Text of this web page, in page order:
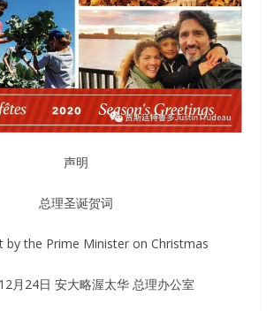
声明
总理圣诞贺词
by the Prime Minister on Christmas
月24日 安大略渥太华 总理办公室